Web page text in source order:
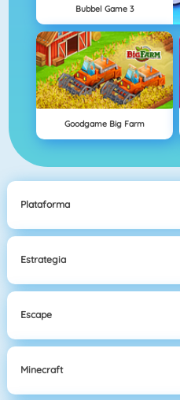
Bubbel Game 3
Goodgame Big Farm
Plataforma
Estrategia
Escape
Minecraft